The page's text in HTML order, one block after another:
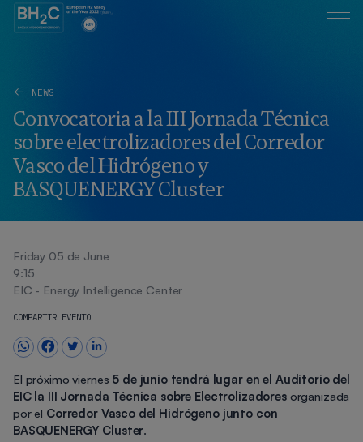
NEWS
Convocatoria a la III Jornada Técnica
sobre electrolizadores del Corredor
Vasco del Hidrógeno y
BASQUENERGY Cluster
Friday 05 de June
9:15
EIC - Energy Intelligence Center
COMPARTIR EVENTO
El próximo viernes 5 de junio tendrá lugar en el Auditorio del
EIC la III Jornada Técnica sobre Electrolizadoresorganizada
por el Corredor Vasco del Hidrógeno junto con
BASQUENERGY Cluster.